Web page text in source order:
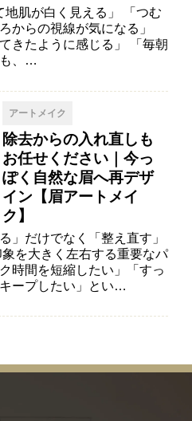
肌が白く見える」 「つむ
からの視線が気になる」
きたように感じる」 「毎朝
、…
アートメイク
除去からの入れ直しも
お任せください｜今っ
ぽく自然な眉へ再デザ
イン【眉アートメイ
ク】
」だけでなく「整え直す」
を大きく左右する重要なパ
時間を短縮したい」「すっ
ープしたい」とい…